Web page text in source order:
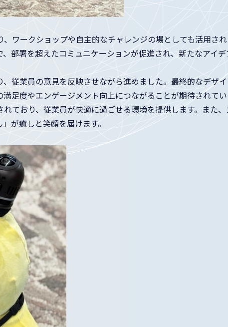
ワークショップや自主的なチャレンジの場としても活用さ
部署を超えたコミュニケーションが促進され、新たなアイ
従業員の意見を反映させながら進めました。最終的なデザ
足度やエンゲージメント向上につながることが期待されてい
ており、従業員が快適に過ごせる環境を提供します。また
が癒しと笑顔を届けます。